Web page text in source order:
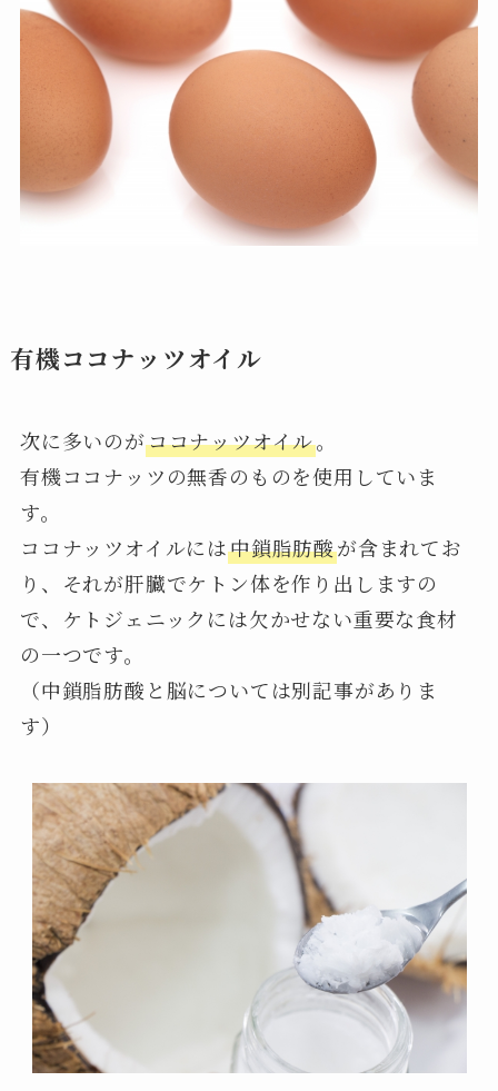
有機ココナッツオイル
次に多いのがココナッツオイル。
有機ココナッツの無香のものを使用していま
す。
ココナッツオイルには中鎖脂肪酸が含まれてお
り、それが肝臓でケトン体を作り出しますの
で、ケトジェニックには欠かせない重要な食材
の一つです。
（中鎖脂肪酸と脳については別記事がありま
す）